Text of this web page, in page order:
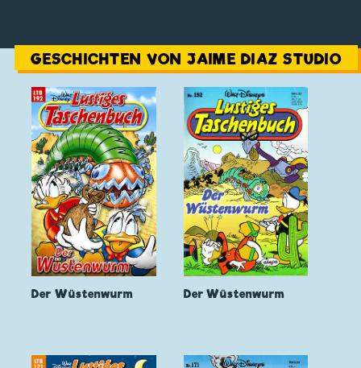
GESCHICHTEN VON JAIME DIAZ STUDIO
Der Wüstenwurm Der Wüstenwurm